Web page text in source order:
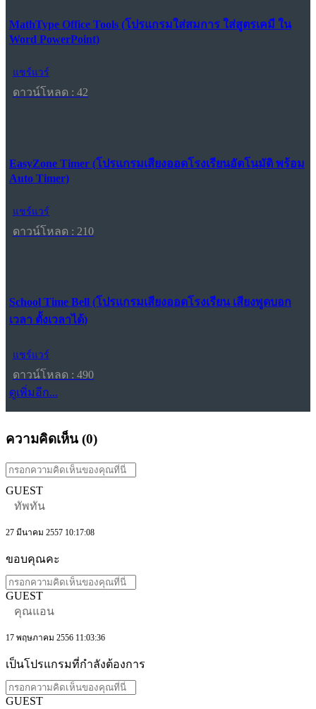
MathType Office Tools (โปรแกรมใส่สมการ ใส่สูตรเคมี ใน
Word PowerPoint)
แชร์แวร์
ดาวน์โหลด : 42
EasyZone Timer (โปรแกรมเสียงออดโรงเรียนอัตโนมัติ พร้อม
Auto Timer)
แชร์แวร์
ดาวน์โหลด : 210
School Time Bell (โปรแกรมเสียงออดโรงเรียน เสียงพูดบอก
เวลา ตั้งเวลาได้)
แชร์แวร์
ดาวน์โหลด : 490
ดูเพิ่มอีก...
ความคิดเห็น (0)
GUEST
ทัพทัน
27 มีนาคม 2557 10:17:08
ขอบคุณคะ
GUEST
คุณแอน
17 พฤษภาคม 2556 11:03:36
เป็นโปรแกรมที่กำลังต้องการ
GUEST